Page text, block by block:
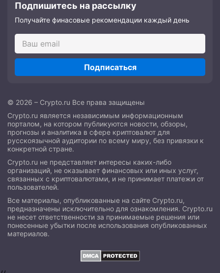
Подпишитесь на рассылку
Получайте финасовые рекомендации каждый день
Подписаться
© 2026 – Crypto.ru Все права защищены
Crypto.ru является независимым информационным
порталом, на котором публикуются новости, обзоры,
прогнозы и аналитика в сфере криптовалют для
русскоязычной аудитории по всему миру, без привязки к
конкретной стране.
Crypto.ru не представляет интересы каких-либо
организаций, не оказывает финансовых или иных услуг,
связанных с криптовалютами, и не принимает платежи от
пользователей.
Все материалы, опубликованные на сайте Crypto.ru,
предназначены исключительно для ознакомления. Crypto.ru
не несет ответственности за принимаемые решения или
понесенные убытки после использования опубликованных
материалов.